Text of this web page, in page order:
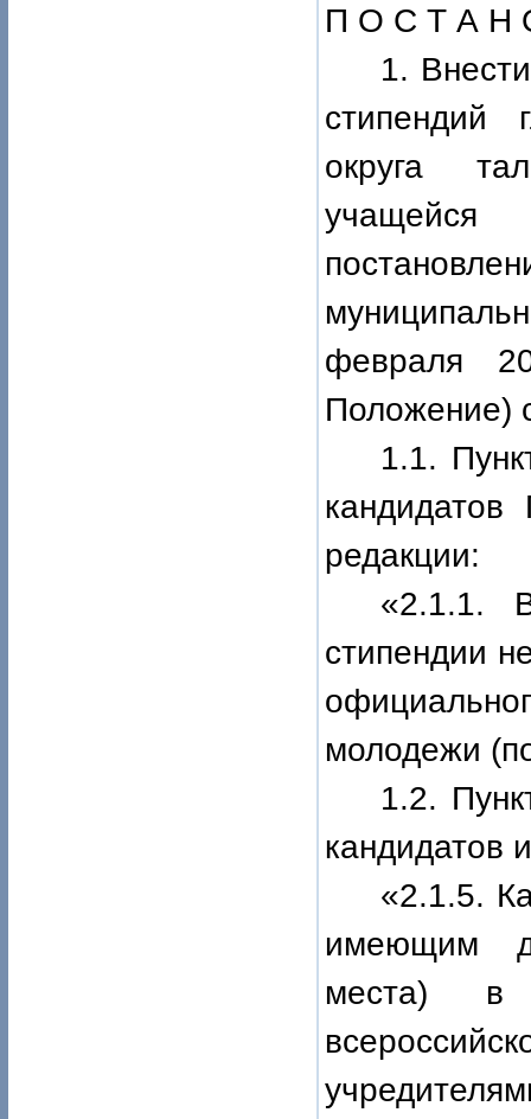
П О С Т А Н
1.
стипендий
округа
февраля
Положение)
1.1.
редакции:
«2.1.1.
стипендии
молодежи
1.2.
кандидатов
«2.1.5.
имеющим
места) в